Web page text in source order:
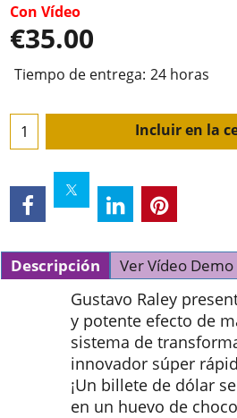
Con Vídeo
€35.00
Tiempo de entrega: 24 horas
Incluir en la
Descripción Ver Vídeo Demo
Gustavo Raley
y potente efecto de
sistema de
innovador súper
¡Un billete de dólar
en un huevo de